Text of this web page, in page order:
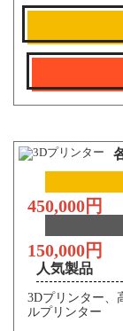
450,000円
150,000円
人気製品
3Dプリンター、
ルプリンター